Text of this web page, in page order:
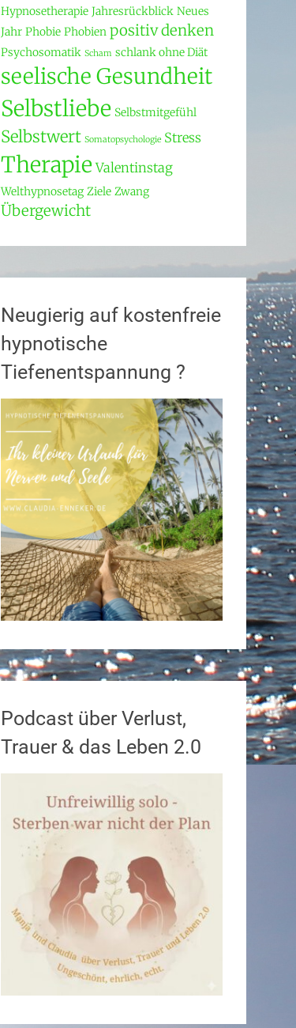
Hypnosetherapie Jahresrückblick Neues
Jahr Phobie Phobien positiv denken
Psychosomatik Scham schlank ohne Diät
seelische Gesundheit
Selbstliebe Selbstmitgefühl
Selbstwert Somatopsychologie Stress
Therapie Valentinstag
Welthypnosetag Ziele Zwang
Übergewicht
Neugierig auf kostenfreie
hypnotische
Tiefenentspannung ?
Podcast über Verlust,
Trauer & das Leben 2.0